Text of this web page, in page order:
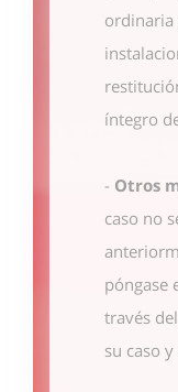
ordinaria
íntegro
- Otros
caso no
póngase
través
su caso